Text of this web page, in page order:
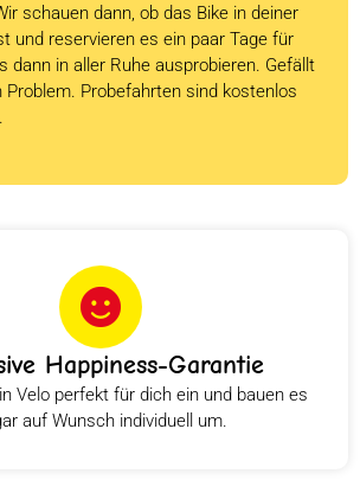
schauen dann, ob das Bike in deiner
und reservieren es ein paar Tage für
dann in aller Ruhe ausprobieren. Gefällt
Probefahrten sind kostenlos
Happiness-Garantie
Velo perfekt für dich ein und bauen es
auf Wunsch individuell um.